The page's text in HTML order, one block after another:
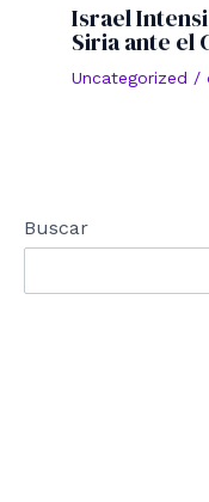
Israel
Siria ante el
Uncategorized /
Buscar